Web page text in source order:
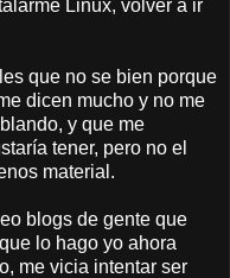
Linux, volver a ir
que no se bien porque
dicen mucho y no me
y que me
tener, pero no el
material.
blogs de gente que
lo hago yo ahora
me vicia intentar ser